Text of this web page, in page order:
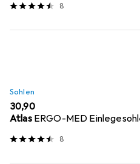
8
Sohlen
EUR
30,90
Atlas ERGO-MED
8